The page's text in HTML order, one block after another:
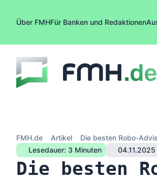
Über FMHFür Banken und Redaktionen
FMH.de Artikel
Die besten Robo-
Lesedauer: 3 Minuten
04.11.2025
Die besten